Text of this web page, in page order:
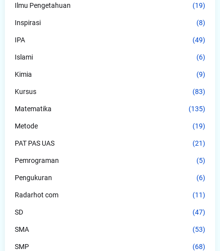
Ilmu Pengetahuan (19)
Inspirasi (8)
IPA (49)
Islami (6)
Kimia (9)
Kursus (83)
Matematika (135)
Metode (19)
PAT PAS UAS (21)
Pemrograman (5)
Pengukuran (6)
Radarhot com (11)
SD (47)
SMA (53)
SMP (68)